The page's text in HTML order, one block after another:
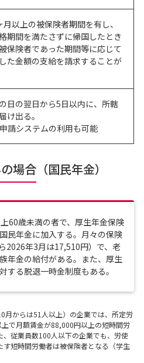
以上の被保険者期間を有し、
期間を満たさずに帰国したとき
保険者であった期間等に応じて
た金額の支給を請求することが
日の翌日から5日以内に、所轄
け出る。
請システムの利用も可能
場合（国民年金）
60歳未満の者で、厚生年金保険
民年金に加入する。月々の保険
2026年3月は17,510円）で、老
年金の給付がある。また、厚生
する脱退一時金制度もある。
月からは51人以上）の企業では、所定労
で月額賃金が88,000円以上の短時間労
従業員数100人以下の企業でも、労使
短時間労働者は被保険者となる（学生